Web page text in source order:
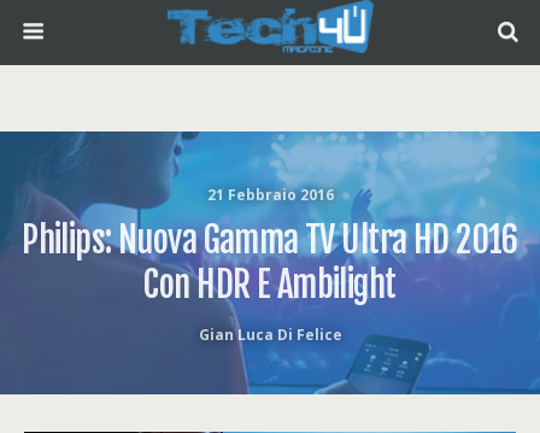
21 Febbraio 2016
Philips: Nuova Gamma TV Ultra HD 2016
Con HDR E Ambilight
Gian Luca Di Felice